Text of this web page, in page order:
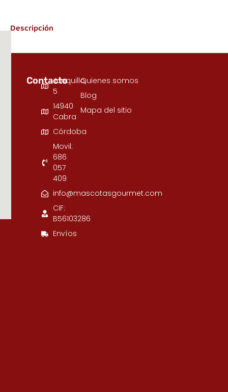
Descripción
ContactoJunquillo,
5
14940
Cabra
Córdoba
Movil:
686
057
409
info@mascotasgourmet.com
CIF:
B56103286
Envíos
Quienes somos
Blog
Mapa del sitio